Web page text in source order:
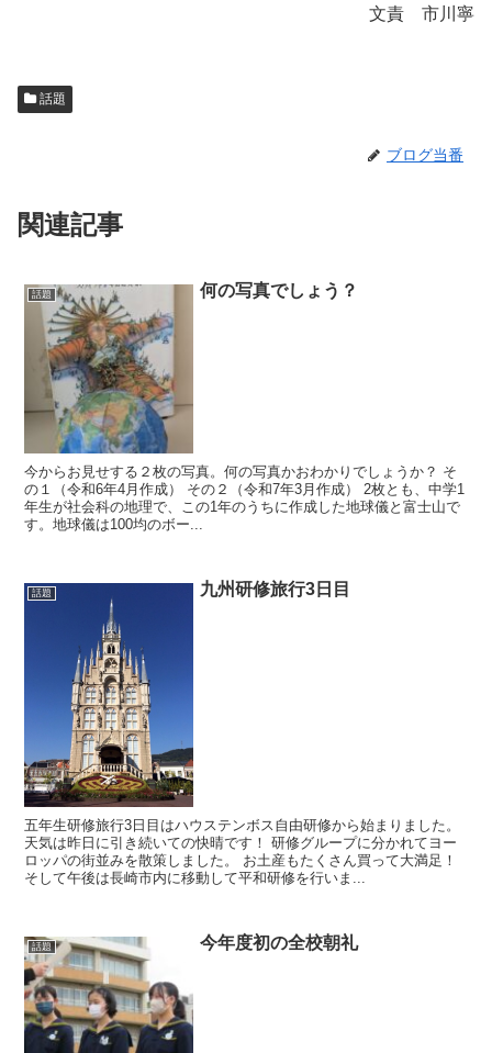
文責 市川寧
話題
ブログ当番
関連記事
話題 何の写真でしょう？
今からお見せする２枚の写真。何の写真かおわかりでしょうか？ そ
の１（令和6年4月作成） その２（令和7年3月作成） 2枚とも、中学1
年生が社会科の地理で、この1年のうちに作成した地球儀と富士山で
す。地球儀は100均のボー...
話題 九州研修旅行3日目
五年生研修旅行3日目はハウステンボス自由研修から始まりました。
天気は昨日に引き続いての快晴です！ 研修グループに分かれてヨー
ロッパの街並みを散策しました。 お土産もたくさん買って大満足！
そして午後は長崎市内に移動して平和研修を行いま...
話題 今年度初の全校朝礼